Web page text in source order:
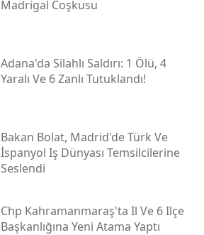
Madrigal Coşkusu
Adana'da Silahlı Saldırı: 1 Ölü, 4
Yaralı Ve 6 Zanlı Tutuklandı!
Bakan Bolat, Madrid'de Türk Ve
İspanyol Iş Dünyası Temsilcilerine
Seslendi
Chp Kahramanmaraş'ta Il Ve 6 Ilçe
Başkanlığına Yeni Atama Yaptı